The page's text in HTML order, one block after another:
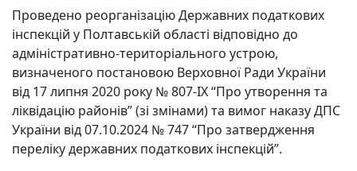
Проведено реорганізацію Державних податкових
інспекцій у Полтавській області відповідно до
адміністративно-територіального устрою,
визначеного постановою Верховної Ради України
від 17 липня 2020 року № 807-ІХ “Про утворення та
ліквідацію районів” (зі змінами) та вимог наказу ДПС
України від 07.10.2024 № 747 “Про затвердження
переліку державних податкових інспекцій”.